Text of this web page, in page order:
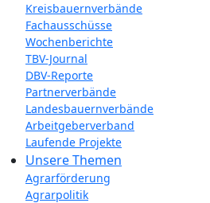
Kreisbauernverbände
Fachausschüsse
Wochenberichte
TBV-Journal
DBV-Reporte
Partnerverbände
Landesbauernverbände
Arbeitgeberverband
Laufende Projekte
Unsere Themen
Agrarförderung
Agrarpolitik